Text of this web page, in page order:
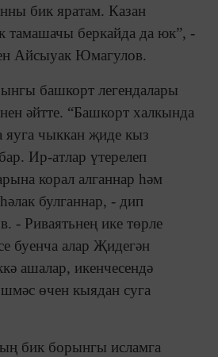
бик яратам. Казан
тамашачы беркайда да юк”, -
Айсыуак Юмагулов.
башкорт легендалары
әйтте. “Башкорт халкында
яуга чыккан җиде кыз
Ир-атлар үтерелеп
корал алганнар һәм
булганнар, - дип
- Риваятьнең ике төрле
буенча алар Җидегән
ашалар, икенчесендә
өчен кыядан суга
бик борынгы исламга